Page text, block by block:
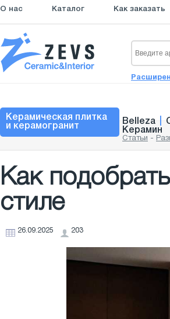
О нас Каталог Как заказать
Керамическая плитка
и керамогранит
Belleza
Керамин
Статьи -
Как
стиле
26.09.2025 203